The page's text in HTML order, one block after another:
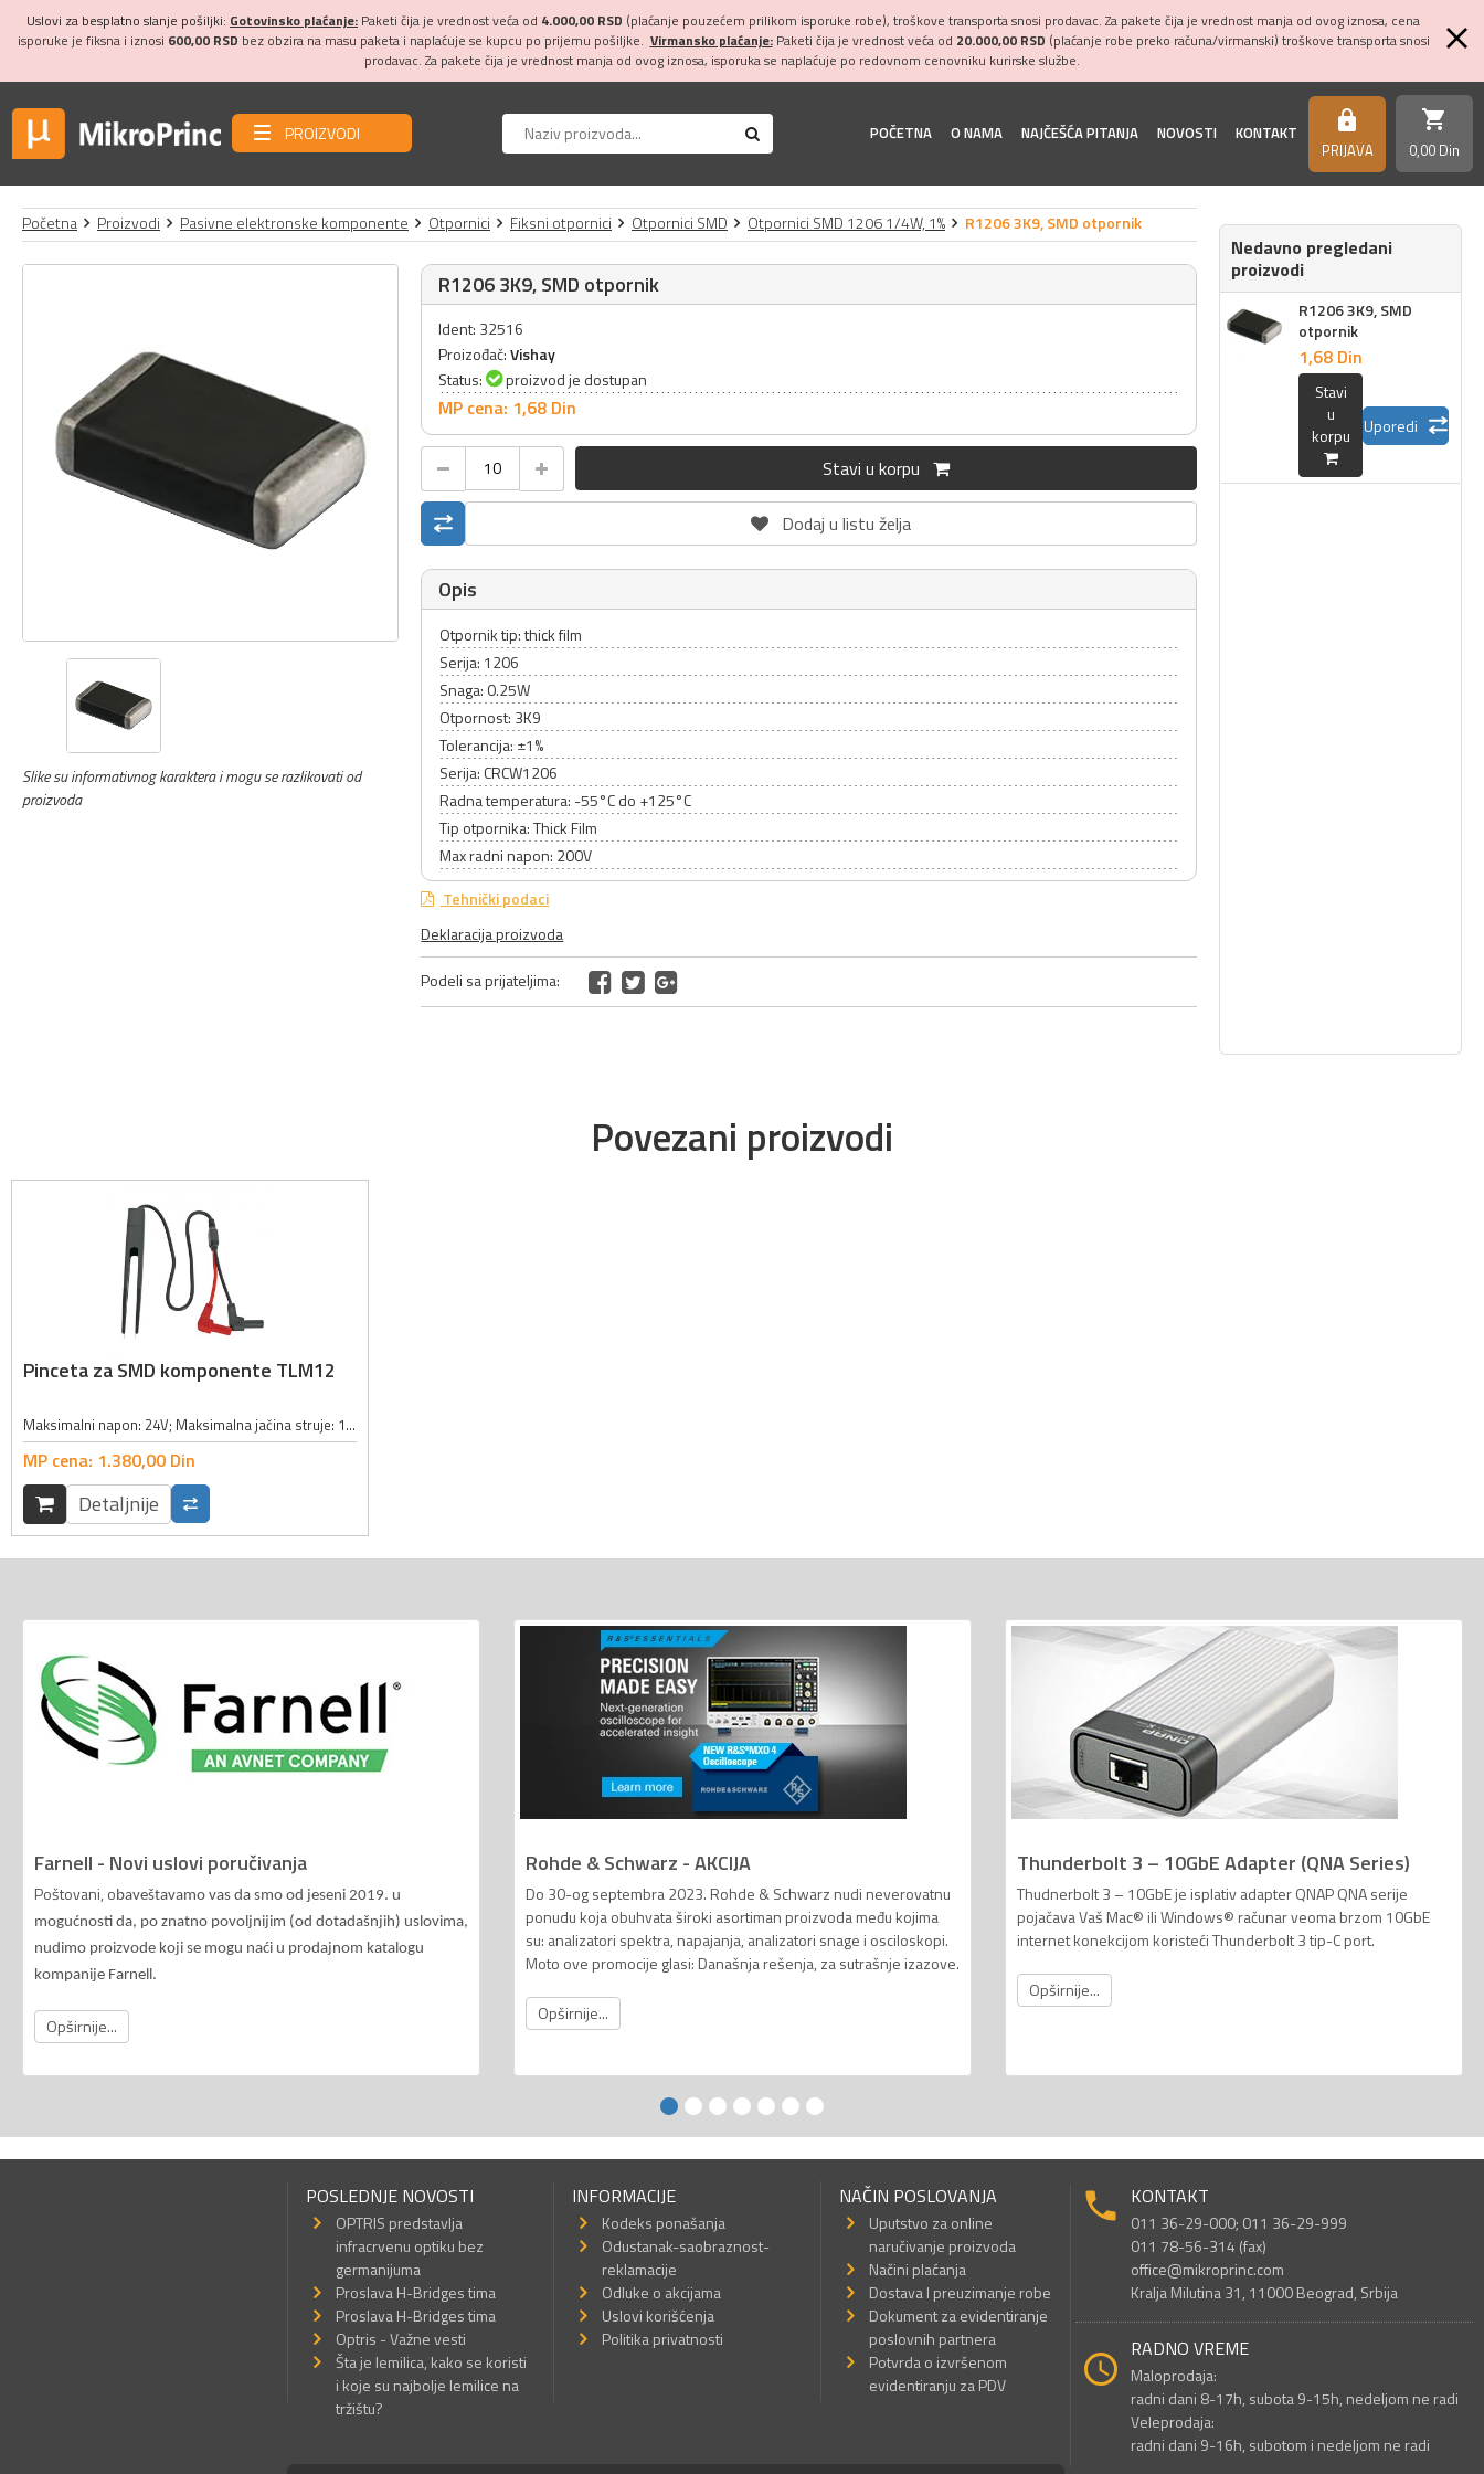
Uslovi za besplatno slanje pošiljki: Gotovinsko plaćanje: Paketi čija je vrednost veća od 4.000,00 RSD (plaćanje pouzećem prilikom isporuke robe), troškove transporta snosi prodavac. Za pakete čija je vrednost manja od ovog iznosa, cena
isporuke je fiksna i iznosi 600,00 RSD bez obzira na masu paketa i naplaćuje se kupcu po prijemu pošiljke. Virmansko plaćanje:Paketi čija je vrednost veća od 20.000,00 RSD (plaćanje robe preko računa/virmanski) troškove transporta snosi
prodavac. Za pakete čija je vrednost manja od ovog iznosa, isporuka se naplaćuje po redovnom cenovniku kurirske službe.
PROIZVODI POČETNA O NAMA NAJČEŠĆA PITANJA NOVOSTI KONTAKT https
PRIJAVA
shopping_cart
0,00 Din
Početna Proizvodi Pasivne elektronske komponente Otpornici Fiksni otpornici Otpornici SMD Otpornici SMD 1206 1/4W, 1% R1206 3K9, SMD otpornik
Slike su informativnog karaktera i mogu se razlikovati od
proizvoda
R1206 3K9, SMD otpornik
Ident: 32516
Proizođač:Vishay
Status:
proizvod je dostupan
MP cena: 1,68 Din
Stavi u korpu
Dodaj u listu želja
Opis
Otpornik tip: thick film
Serija: 1206
Snaga: 0.25W
Otpornost: 3K9
Tolerancija: ±1%
Serija: CRCW1206
Radna temperatura: -55°C do +125°C
Tip otpornika: Thick Film
Max radni napon: 200V
Tehnički podaci
Deklaracija proizvoda
Podeli sa prijateljima:
Nedavno pregledani
proizvodi
R1206 3K9, SMD
otpornik
1,68 Din
Stavi
u
korpu
Uporedi
Povezani proizvodi
Pinceta za SMD komponente TLM12
Maksimalni napon: 24V; Maksimalna jačina struje: 1A; Dužina kabla: 40cm; Veličina vrha pincete: 1.1 x 0.25mm;
MP cena: 1.380,00 Din
Detaljnije
Farnell - Novi uslovi poručivanja
Poštovani, o baveštavamo vas da smo od jeseni 2019. u
mogućnosti da, po znatno povoljnijim (od dotadašnjih) uslovima,
nudimo proizvode koji se mogu naći u prodajnom katalogu
kompanije Farnell.
Opširnije...
Rohde & Schwarz - AKCIJA
Do 30-og septembra 2023. Rohde & Schwarz nudi neverovatnu
ponudu koja obuhvata široki asortiman proizvoda među kojima
su: analizatori spektra, napajanja, analizatori snage i osciloskopi.
Moto ove promocije glasi: Današnja rešenja, za sutrašnje izazove.
Opširnije...
Thunderbolt 3 – 10GbE Adapter (QNA Series)
Thudnerbolt 3 – 10GbE je isplativ adapter QNAP QNA serije
pojačava Vaš Mac® ili Windows® računar veoma brzom 10GbE
internet konekcijom koristeći Thunderbolt 3 tip-C port.
Opširnije...
POSLEDNJE NOVOSTI
OPTRIS predstavlja
infracrvenu optiku bez
germanijuma
Proslava H-Bridges tima
Proslava H-Bridges tima
Optris - Važne vesti
Šta je lemilica, kako se koristi
i koje su najbolje lemilice na
tržištu?
INFORMACIJE
Kodeks ponašanja
Odustanak-saobraznost-
reklamacije
Odluke o akcijama
Uslovi korišćenja
Politika privatnosti
NAČIN POSLOVANJA
Uputstvo za online
naručivanje proizvoda
Načini plaćanja
Dostava I preuzimanje robe
Dokument za evidentiranje
poslovnih partnera
Potvrda o izvršenom
evidentiranju za PDV
KONTAKT
011 36-29-000; 011 36-29-999
011 78-56-314 (fax)
office@mikroprinc.com
Kralja Milutina 31, 11000 Beograd, Srbija
RADNO VREME
Maloprodaja:
radni dani 8-17h, subota 9-15h, nedeljom ne radi
Veleprodaja:
radni dani 9-16h, subotom i nedeljom ne radi